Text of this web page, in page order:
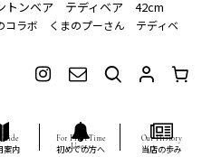
トンベア テディベア 42cm
コラボ くまのプーさん テディベ
案内 初めての方へ 当店の歩み